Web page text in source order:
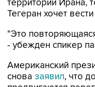
территории Ирана,
Тегеран хочет
"Это
- убежден спикер
Американский
снова заявил, что